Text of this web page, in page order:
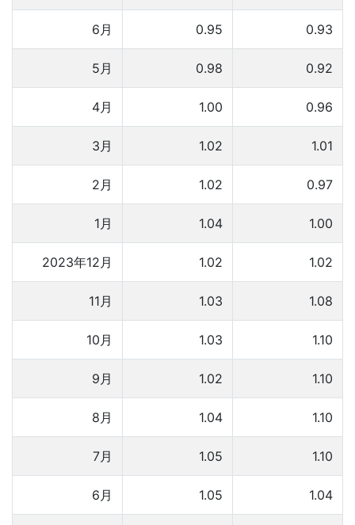
6月 0.95 0.93
5月 0.98 0.92
4月 1.00 0.96
3月 1.02 1.01
2月 1.02 0.97
1月 1.04 1.00
2023年12月 1.02 1.02
11月 1.03 1.08
10月 1.03 1.10
9月 1.02 1.10
8月 1.04 1.10
7月 1.05 1.10
6月 1.05 1.04